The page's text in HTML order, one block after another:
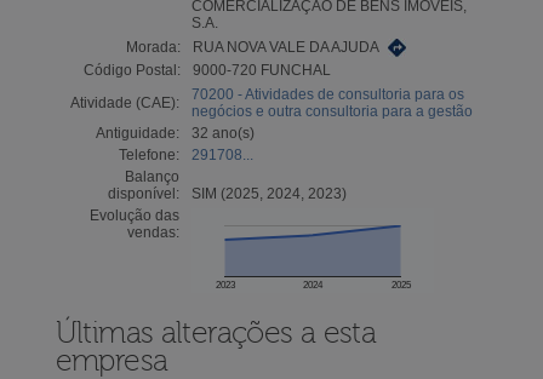
COMERCIALIZAÇÃO DE BENS IMÓVEIS,
S.A.
Morada:
RUA NOVA VALE DA AJUDA
Código Postal:
9000-720 FUNCHAL
Atividade (CAE):
70200 - Atividades de consultoria para os
negócios e outra consultoria para a gestão
Antiguidade:
32 ano(s)
Telefone:
291708...
Balanço
disponível:
SIM (2025, 2024, 2023)
Evolução das
vendas:
2023 2024 2025
Últimas alterações a esta
empresa